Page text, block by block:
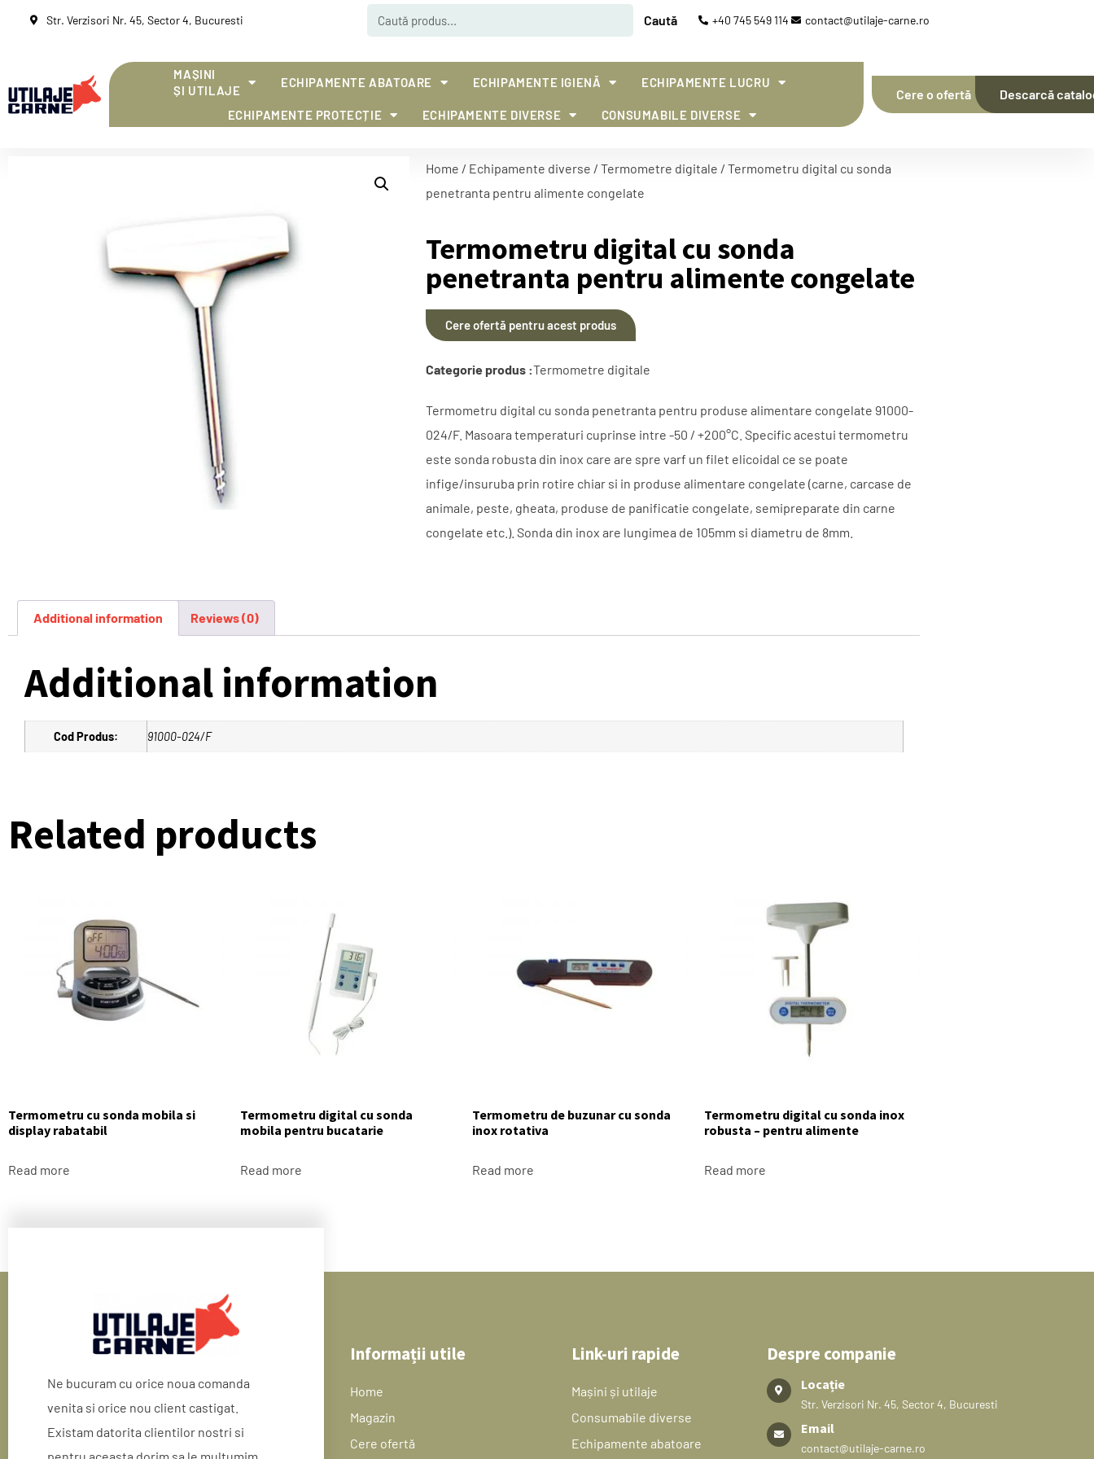
Str. Verzisori Nr. 45, Sector 4, Bucuresti Caută +40 745 549 114 contact@utilaje-carne.ro
MAȘINI
ȘI UTILAJE
ECHIPAMENTE ABATOARE ECHIPAMENTE IGIENĂ ECHIPAMENTE LUCRU
ECHIPAMENTE PROTECȚIE ECHIPAMENTE DIVERSE CONSUMABILE DIVERSE
Cere o ofertă Descarcă
Home / Echipamente diverse / Termometre digitale / Termometru digital cu sonda
penetranta pentru alimente congelate
Termometru digital cu sonda
penetranta pentru alimente congelate
Cere ofertă pentru acest produs
Categorie produs :Termometre digitale
Termometru digital cu sonda penetranta pentru produse alimentare congelate 91000-
024/F. Masoara temperaturi cuprinse intre -50 / +200°C. Specific acestui termometru
este sonda robusta din inox care are spre varf un filet elicoidal ce se poate
infige/insuruba prin rotire chiar si in produse alimentare congelate (carne, carcase de
animale, peste, gheata, produse de panificatie congelate, semipreparate din carne
congelate etc.). Sonda din inox are lungimea de 105mm si diametru de 8mm.
Additional information Reviews (0)
Additional information
Cod Produs: 91000-024/F
Related products
Termometru cu sonda mobila si
display rabatabil
Read more
Termometru digital cu sonda
mobila pentru bucatarie
Read more
Termometru de buzunar cu sonda
inox rotativa
Read more
Termometru digital cu sonda inox
robusta – pentru alimente
Read more
Ne bucuram cu orice noua comanda
venita si orice nou client castigat.
Existam datorita clientilor nostri si
pentru aceasta dorim sa le multumim
Informații utile
Home
Magazin
Cere ofertă
Link-uri rapide
Mașini și utilaje
Consumabile diverse
Echipamente abatoare
Despre companie
Locație
Str. Verzisori Nr. 45, Sector 4, Bucuresti
Email
contact@utilaje-carne.ro